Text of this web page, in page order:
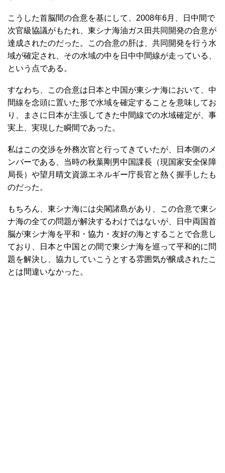
こうした首脳間の合意を基にして、2008年6月、日中間で
次官級協議がもたれ、東シナ海油ガス田共同開発の合意が
達成されたのだった。この合意の肝は、共同開発を行う水
域が確定され、その水域の中を日中中間線が走っている、
という点である。
すなわち、この合意は日本と中国が東シナ海において、中
間線を念頭に置いた形で水域を確定することを意味してお
り、まさに日本が主張してきた中間線での水域確定が、事
実上、実現した瞬間であった。
私はこの交渉を外務次官と行ってきていたが、日本側のメ
ンバーである、当時の秋葉剛男中国課長（現国家安全保障
局長）や望月晴文資源エネルギー庁長官と熱く握手したも
のだった。
もちろん、東シナ海には尖閣諸島があり、この合意で東シ
ナ海の全ての問題が解決するわけではないが、日中両国首
脳が東シナ海を平和・協力・友好の海とすることで合意し
ており、日本と中国との間で東シナ海を巡って平和的に問
題を解決し、協力していこうとする雰囲気が醸成されたこ
とは間違いなかった。